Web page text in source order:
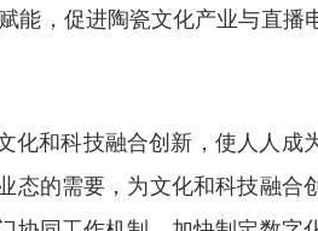
，促进陶瓷文化产业与直播
和科技融合创新，使人人成
的需要，为文化和科技融合